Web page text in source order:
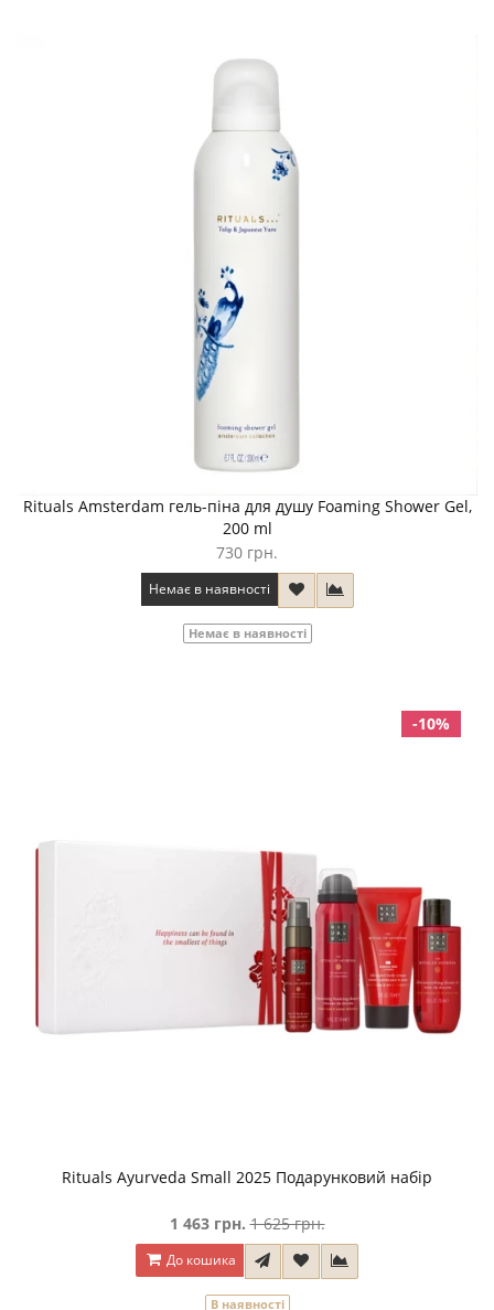
Rituals Amsterdam гель-піна для душу Foaming Shower Gel,
200 ml
730 грн.
Немає в наявності
Немає в наявності
-10%
Rituals Ayurveda Small 2025 Подарунковий набір
1 463 грн. 1 625 грн.
До кошика
В наявності